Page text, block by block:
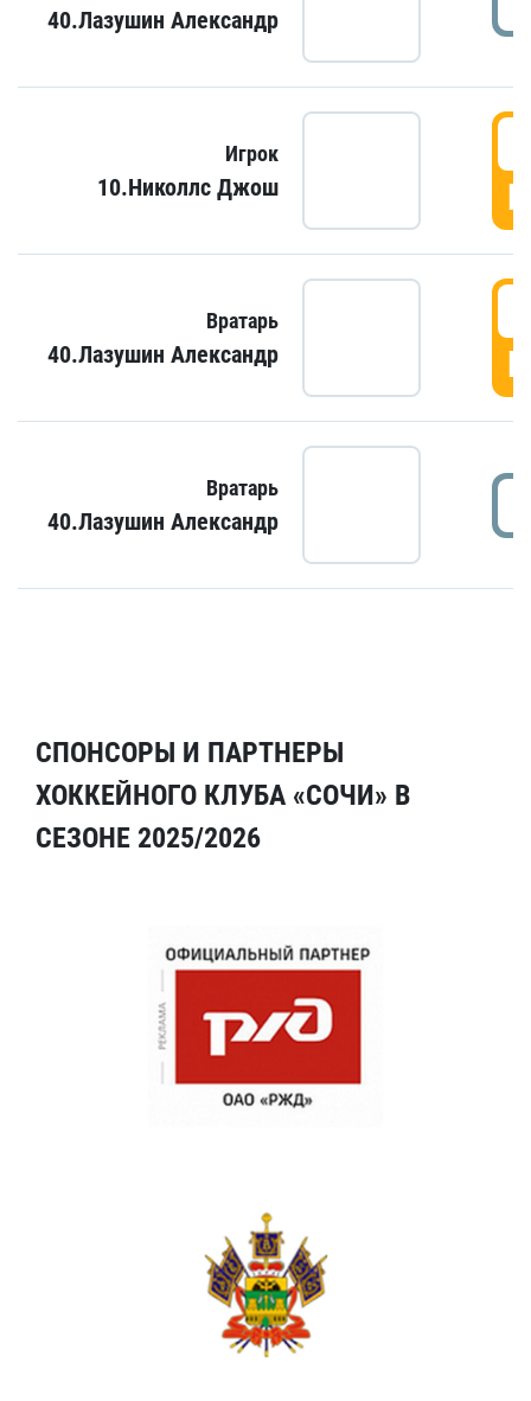
40.Лазушин Александр
Игрок
10.Николлс Джош
Вратарь
40.Лазушин Александр
Вратарь
40.Лазушин Александр
СПОНСОРЫ И ПАРТНЕРЫ
ХОККЕЙНОГО КЛУБА «СОЧИ» В
СЕЗОНЕ 2025/2026